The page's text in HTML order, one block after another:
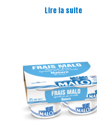
Lire la suite